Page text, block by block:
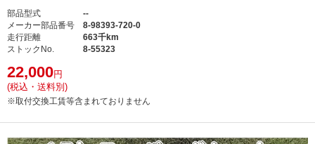
部品型式
--
メーカー部品番号
8-98393-720-0
走行距離
663千km
ストックNo.
8-55323
22,000円
(税込・送料別)
※取付交換工賃等含まれておりません